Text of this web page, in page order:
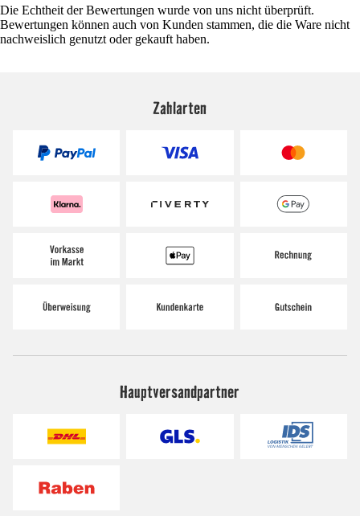
Die Echtheit der Bewertungen wurde von uns nicht überprüft.
Bewertungen können auch von Kunden stammen, die die Ware nicht
nachweislich genutzt oder gekauft haben.
Zahlarten
Hauptversandpartner